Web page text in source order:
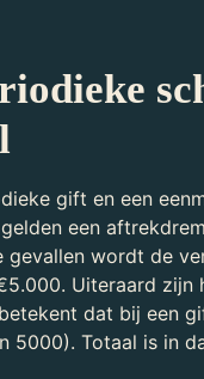
gift en een
een
wordt de
Uiteraard zijn
dat bij een
5000). Totaal is in